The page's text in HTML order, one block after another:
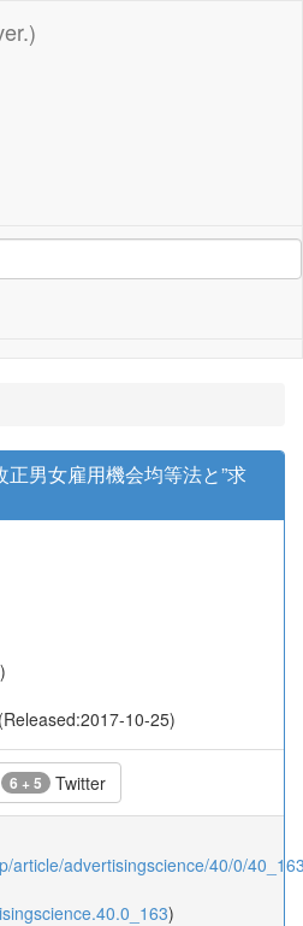
正男女雇用機会均等法と”求
)
10-25)
6 + 5 Twitter
article/advertisingscience/40/0/
)